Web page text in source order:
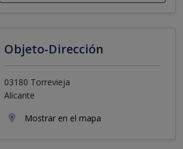
Objeto-Dirección
03180 Torrevieja
Alicante
Mostrar en el mapa